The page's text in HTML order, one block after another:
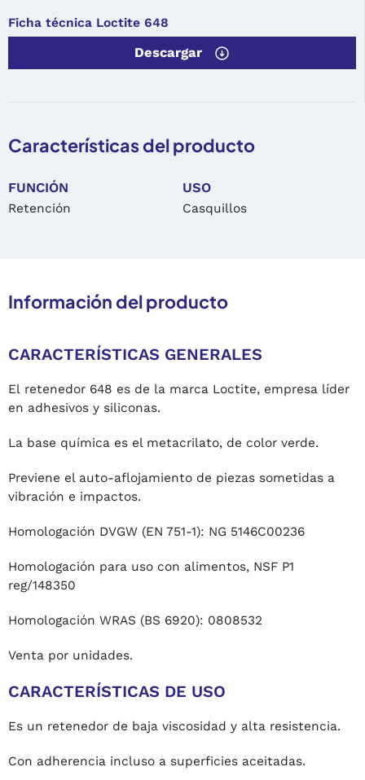
Ficha técnica Loctite 648
Descargar
Características del producto
FUNCIÓN
Retención
USO
Casquillos
Información del producto
CARACTERÍSTICAS GENERALES
El retenedor 648 es de la marca Loctite, empresa líder
en adhesivos y siliconas.
La base química es el metacrilato, de color verde.
Previene el auto-aflojamiento de piezas sometidas a
vibración e impactos.
Homologación DVGW (EN 751-1): NG 5146C00236
Homologación para uso con alimentos, NSF P1
reg/148350
Homologación WRAS (BS 6920): 0808532
Venta por unidades.
CARACTERÍSTICAS DE USO
Es un retenedor de baja viscosidad y alta resistencia.
Con adherencia incluso a superficies aceitadas.